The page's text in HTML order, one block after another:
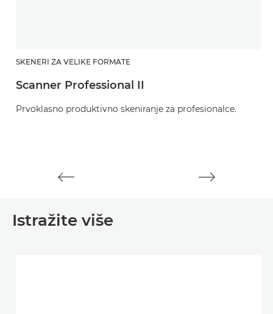
SKENERI ZA VELIKE FORMATE
Scanner Professional II
Prvoklasno produktivno skeniranje za profesionalce.
Istražite više